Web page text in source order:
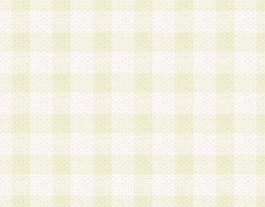
a.既に登録されている会員と同一のメールアドレ
録する場合
b.本サービスと同様のサービスを提供している企
業に従事していると思われる本人またはその家族
場合
c.その他当社が不適切と判断する場合
2.当社は、会員登録希望者を会員として承認する
した 場合、会員登録希望者による会員登録手続
による承認後の場合であっても、会員登録の取り
の抹消を、当社が適切と判 断する方法・手段に
とができるものとします。
3.会員登録希望者が18歳未満、成年被後見人、被